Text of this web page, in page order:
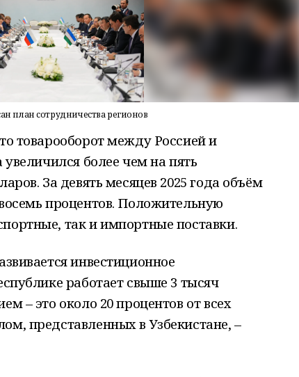
план сотрудничества регионов
товарооборот между Россией и
более чем на пять
За девять месяцев 2025 года объём
процентов. Положительную
так и импортные поставки.
инвестиционное
работает свыше 3 тысяч
– это около 20 процентов от всех
представленных в Узбекистане, –